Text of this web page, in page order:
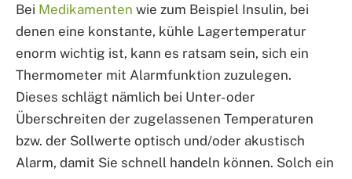
Bei Medikamenten wie zum Beispiel Insulin, bei
denen eine konstante, kühle Lagertemperatur
enorm wichtig ist, kann es ratsam sein, sich ein
Thermometer mit Alarmfunktion zuzulegen.
Dieses schlägt nämlich bei Unter- oder
Überschreiten der zugelassenen Temperaturen
bzw. der Sollwerte optisch und/oder akustisch
Alarm, damit Sie schnell handeln können. Solch ein